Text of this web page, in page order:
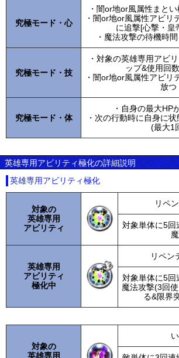
究極モード・心
・闇or地or風属性まと
・闇or地or風属性アビリ
に追撃[心撃・皇
・魔法攻撃の待機時
究極モード・技
・対象の英雄専用アビ
ップ&使用回
・闇or地or風属性アビリ
放つ
究極モード・体
・自身の最大HP
・次の行動時に自身に
(最大1
英雄専用アビリティ極化の詳細説明
英雄専用アビリティ極化
対象の
英雄専用
アビリティ
リペ
対象単体に5回
英雄専用
アビリティ
極化中
リペン
対象単体に5回
魔法攻撃(3回
る&限界
対象の
英雄専用